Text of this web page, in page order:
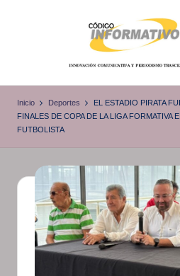
ó
d
g
o
I
n
noticias
Locales,
Inicio Deportes
EL ESTADIO PIRATA
FINALES DE COPA DE LA LIGA FORMATIVA
FUTBOLISTA